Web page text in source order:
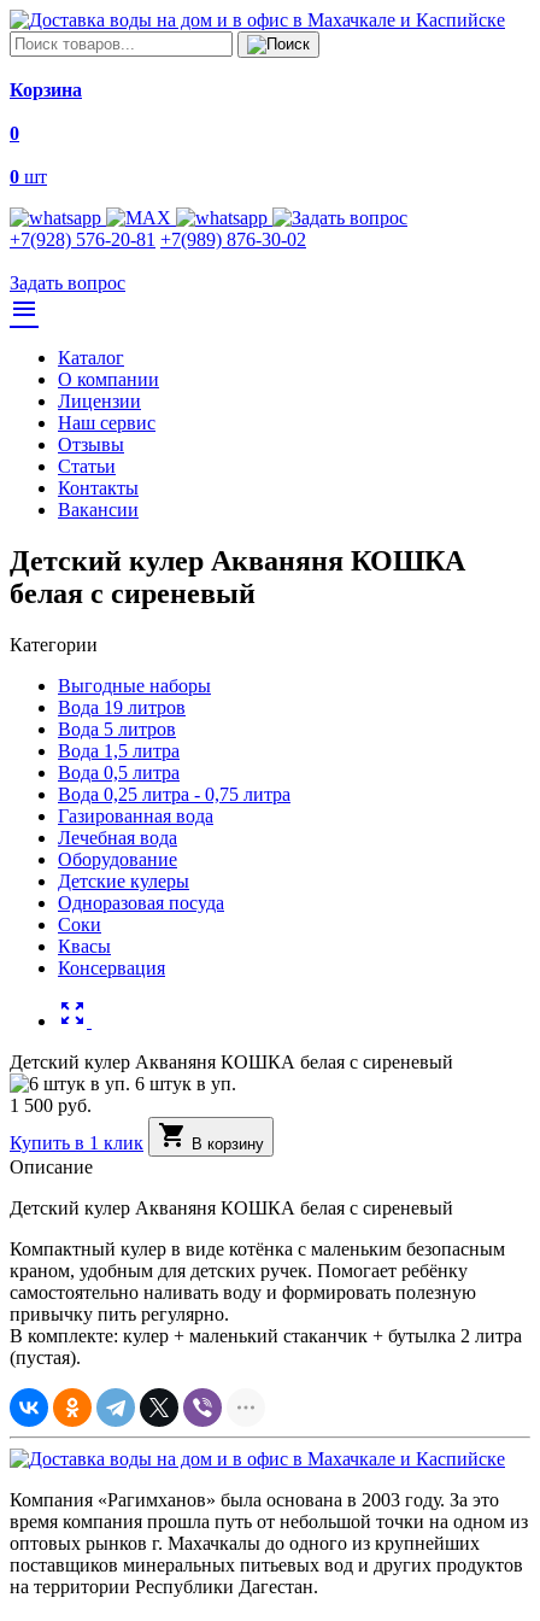
Корзина
0
0 шт
+7(928) 576-20-81 +7(989) 876-30-02
Задать вопрос
menu
Каталог
О компании
Лицензии
Наш сервис
Отзывы
Статьи
Контакты
Вакансии
Детский кулер Акваняня КОШКА
белая с сиреневый
Категории
Выгодные наборы
Вода 19 литров
Вода 5 литров
Вода 1,5 литра
Вода 0,5 литра
Вода 0,25 литра - 0,75 литра
Газированная вода
Лечебная вода
Оборудование
Детские кулеры
Одноразовая посуда
Соки
Квасы
Консервация
zoom_out_map
Детский кулер Акваняня КОШКА белая с сиреневый
6 штук в уп.
1 500 руб.
Купить в 1 клик
shopping_cart В корзину
Описание
Детский кулер Акваняня КОШКА белая с сиреневый
Компактный кулер в виде котёнка с маленьким безопасным
краном, удобным для детских ручек. Помогает ребёнку
самостоятельно наливать воду и формировать полезную
привычку пить регулярно.
В комплекте: кулер + маленький стаканчик + бутылка 2 литра
(пустая).
Компания «Рагимханов» была основана в 2003 году. За это
время компания прошла путь от небольшой точки на одном из
оптовых рынков г. Махачкалы до одного из крупнейших
поставщиков минеральных питьевых вод и других продуктов
на территории Республики Дагестан.